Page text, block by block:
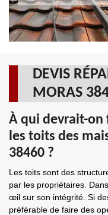
DEVIS
MORAS
À qui devrait-
les toits des
38460 ?
Les toits sont des
par les propriétaires.
œil sur son intégrité. Si
préférable de faire des